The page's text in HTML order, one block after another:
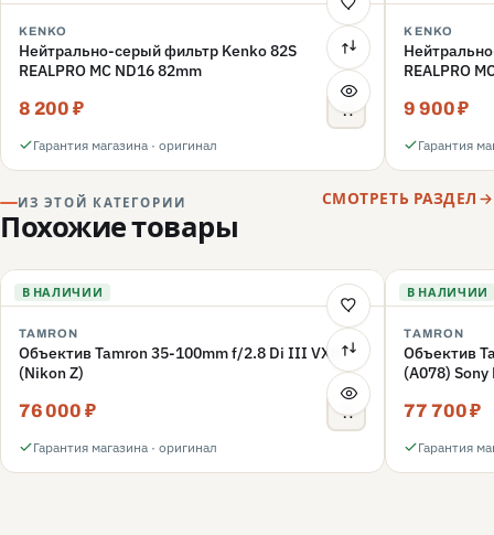
KENKO
Нейтрально-серый фильтр Kenko 82S
REALPRO MC ND16 82mm
8 200 ₽
Гарантия магазина · оригинал
KENKO
REALPRO
9 900 ₽
Гарантия
ИЗ ЭТОЙ КАТЕГОРИИ
Похожие товары
СМОТРЕТЬ РАЗДЕЛ
В НАЛИЧИИ
TAMRON
Объектив Tamron 35-100mm f/2.8 Di III VXD
(Nikon Z)
76 000 ₽
Гарантия магазина · оригинал
В НАЛИЧИИ
TAMRON
Объектив
(A078)
77 700 ₽
Гарантия